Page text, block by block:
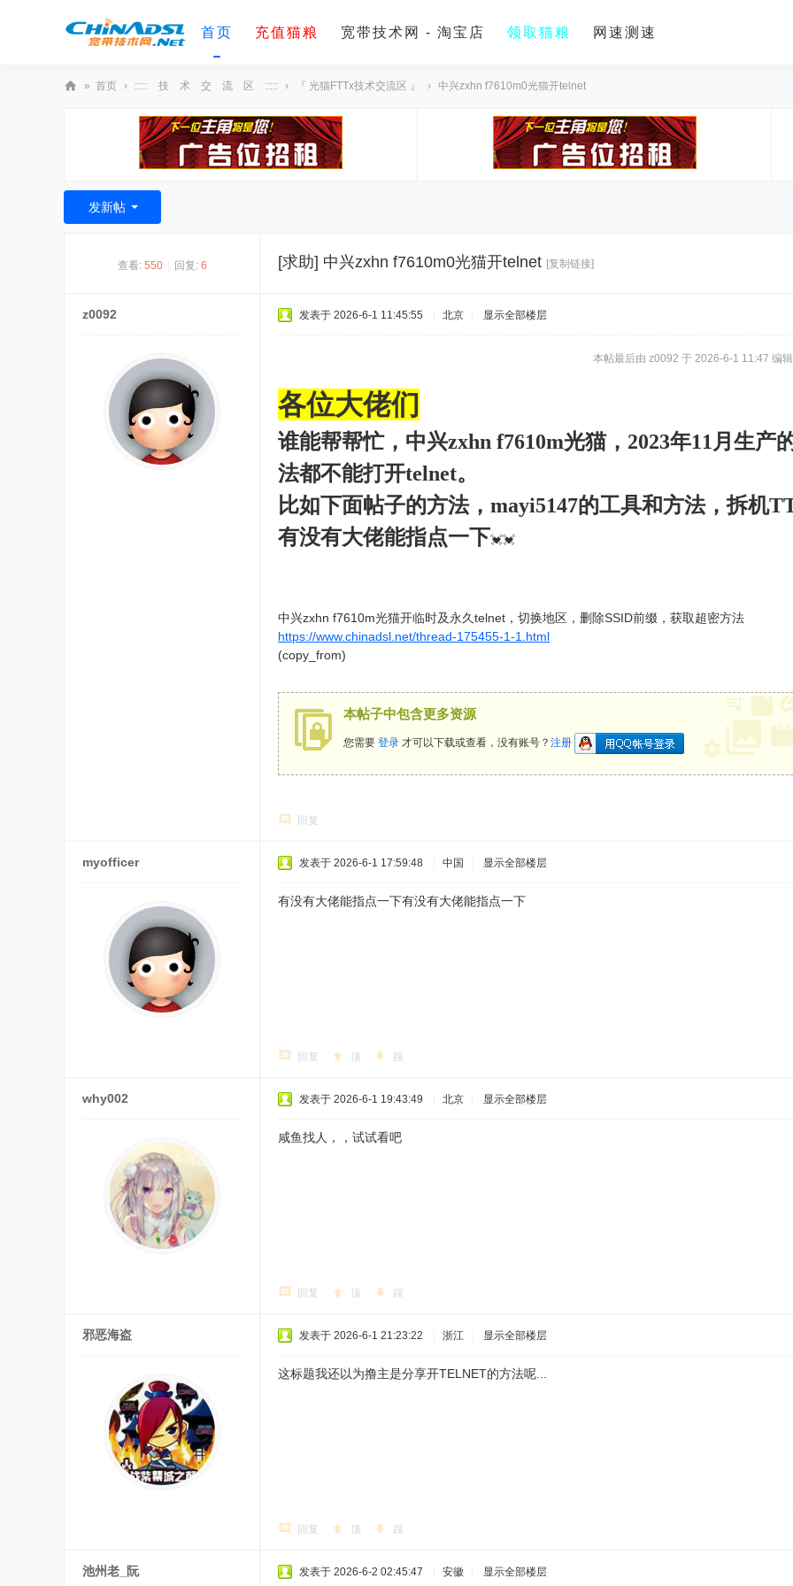
首页 充值猫粮 宽带技术网 - 淘宝店 领取猫粮 网速测速
术
» 首页 › ::::: 技 术 交 流 区 ::::: › 『 光猫FTTx技术交流区 』 › 中兴zxhn f7610m0光猫开telnet
发新帖
查看: 550 回复: 6 [求助] 中兴zxhn f7610m0光猫开telnet [复制链接]
z0092 发表于 2026-6-1 11:45:55 北京 显示全部楼层
本帖最后由 z0092 于 2026-6-1 11:47 编辑
各位大佬们
谁能帮帮忙，中兴zxhn f7610m光猫，2023年11月生产
法都不能打开telnet。
比如下面帖子的方法，mayi5147的工具和方法，拆机
有没有大佬能指点一下💓💓
中兴zxhn f7610m光猫开临时及永久telnet，切换地区，删除SSID前缀，获取超密方法
https://www.chinadsl.net/thread-175455-1-1.html
(copy_from)
本帖子中包含更多资源
您需要 登录 才可以下载或查看，没有账号？ 注册
回复
myofficer 发表于 2026-6-1 17:59:48 中国 显示全部楼层
有没有大佬能指点一下有没有大佬能指点一下
回复 顶 踩
why002 发表于 2026-6-1 19:43:49 北京 显示全部楼层
咸鱼找人，，试试看吧
回复 顶 踩
邪恶海盗 发表于 2026-6-1 21:23:22 浙江 显示全部楼层
这标题我还以为撸主是分享开TELNET的方法呢...
回复 顶 踩
池州老_阮 发表于 2026-6-2 02:45:47 安徽 显示全部楼层